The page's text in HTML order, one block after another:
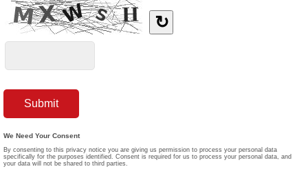
↻
We Need Your Consent
By consenting to this privacy notice you are giving us permission to process your personal data
specifically for the purposes identified. Consent is required for us to process your personal data, and
your data will not be shared to third parties.